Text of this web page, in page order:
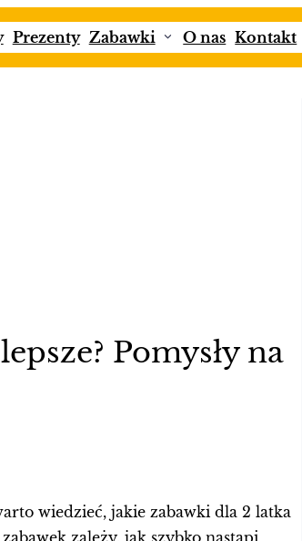
Prezenty Zabawki O nas Kontakt
Pomysły na
wiedzieć, jakie zabawki dla 2 latka